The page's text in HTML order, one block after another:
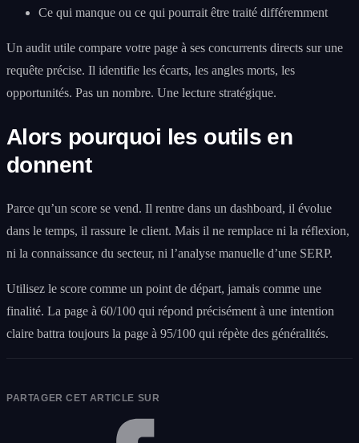
Ce qui manque ou ce qui pourrait être traité différemment
Un audit utile compare votre page à ses concurrents directs sur une
requête précise. Il identifie les écarts, les angles morts, les
opportunités. Pas un nombre. Une lecture stratégique.
Alors pourquoi les outils en
donnent
Parce qu’un score se vend. Il rentre dans un dashboard, il évolue
dans le temps, il rassure le client. Mais il ne remplace ni la réflexion,
ni la connaissance du secteur, ni l’analyse manuelle d’une SERP.
Utilisez le score comme un point de départ, jamais comme une
finalité. La page à 60/100 qui répond précisément à une intention
claire battra toujours la page à 95/100 qui répète des généralités.
PARTAGER CET ARTICLE SUR